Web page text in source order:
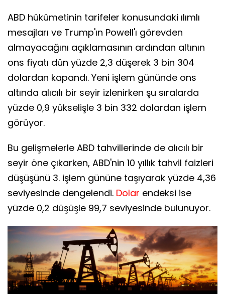
ABD hükümetinin tarifeler konusundaki ılımlı
mesajları ve Trump'ın Powell'ı görevden
almayacağını açıklamasının ardından altının
ons fiyatı dün yüzde 2,3 düşerek 3 bin 304
dolardan kapandı. Yeni işlem gününde ons
altında alıcılı bir seyir izlenirken şu sıralarda
yüzde 0,9 yükselişle 3 bin 332 dolardan işlem
görüyor.
Bu gelişmelerle ABD tahvillerinde de alıcılı bir
seyir öne çıkarken, ABD'nin 10 yıllık tahvil faizleri
düşüşünü 3. işlem gününe taşıyarak yüzde 4,36
seviyesinde dengelendi. Dolar endeksi ise
yüzde 0,2 düşüşle 99,7 seviyesinde bulunuyor.